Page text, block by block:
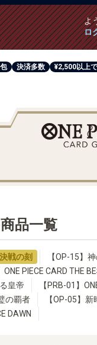
よ
ロ
決済多数 ¥2,500以上
品一覧
戦の刻 【OP-15】
ONE PIECE CARD THE
皇帝 【PRB-01】
の覇者 【OP-05】
DAWN